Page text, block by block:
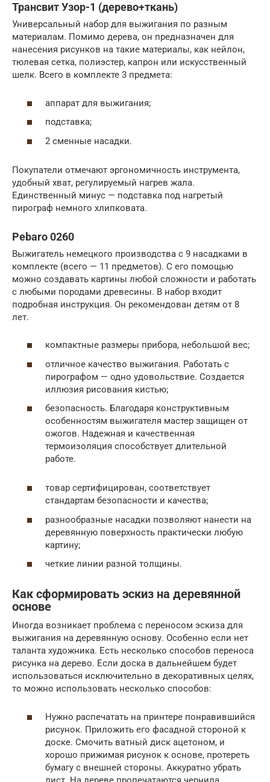
Трансвит Узор-1 (дерево+ткань)
Универсальный набор для выжигания по разным
материалам. Помимо дерева, он предназначен для
нанесения рисунков на такие материалы, как нейлон,
тюлевая сетка, полиэстер, капрон или искусственный
шелк. Всего в комплекте 3 предмета:
аппарат для выжигания;
подставка;
2 сменные насадки.
Покупатели отмечают эргономичность инструмента,
удобный хват, регулируемый нагрев жала.
Единственный минус — подставка под нагретый
пирограф немного хлипковата.
Pebaro 0260
Выжигатель немецкого производства с 9 насадками в
комплекте (всего — 11 предметов). С его помощью
можно создавать картины любой сложности и работать
с любыми породами древесины. В набор входит
подробная инструкция. Он рекомендован детям от 8
лет.
компактные размеры прибора, небольшой вес;
отличное качество выжигания. Работать с
пирографом — одно удовольствие. Создается
иллюзия рисования кистью;
безопасность. Благодаря конструктивным
особенностям выжигателя мастер защищен от
ожогов. Надежная и качественная
термоизоляция способствует длительной
работе.
товар сертифицирован, соответствует
стандартам безопасности и качества;
разнообразные насадки позволяют нанести на
деревянную поверхность практически любую
картину;
четкие линии разной толщины.
Как сформировать эскиз на деревянной
основе
Иногда возникает проблема с переносом эскиза для
выжигания на деревянную основу. Особенно если нет
таланта художника. Есть несколько способов переноса
рисунка на дерево. Если доска в дальнейшем будет
использоваться исключительно в декоративных целях,
то можно использовать несколько способов:
Нужно распечатать на принтере понравившийся
рисунок. Приложить его фасадной стороной к
доске. Смочить ватный диск ацетоном, и
хорошо прижимая рисунок к основе, протереть
бумагу с внешней стороны. Аккуратно убрать